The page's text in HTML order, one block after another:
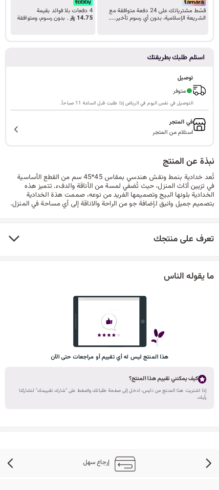
قسّط مشترياتك على 24 دفعة متوافقة مع
الشريعة الإسلامية، بدون أي رسوم تأخير.....
4 دفعات بلا فوائد بقيمة
14.75
. بدون رسوم، ومتوافقة
استلم طلبك بطريقتك
توصيل
●متوفر
التوصيل في نفس اليوم في الرياض إذا طلبت قبل الساعة 11 صباحاً.
في المتجر
استلام من المتجر
نبذة عن المنتج
تُعد خدادية بنمط ونقش هندسي بمقاس 45*45 سم من القطع الأساسية
في تزيين أثاث المنزل، حيث تُضفي لمسة من الأناقة والدفء. تتميز هذه
الخدادية بلونها البيج وتصميمها الفريد من نوعه، صممت هذة الخدادية
بتصميم جميل وانيق لإضافة جو من الراحة والاناقة إلى أي مساحة في المنزل.
تعرف على منتجك
ما يقوله الناس
هذا المنتج ليس له أي تقييم أو مراجعات حتى الآن
كيف يمكنني تقييم هذا المنتج؟
إذا اشتريت هذا المنتج من نايس، ادخل إلى صفحة طلباتك واضغط على "شارك تقييمك" لتشاركنا
رأيك.
إرجاع سهل